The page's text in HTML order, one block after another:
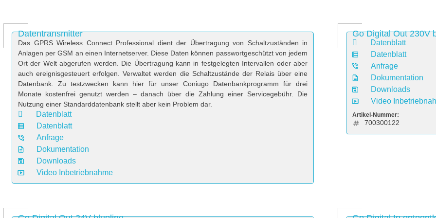
Datentransmitter
Das GPRS Wireless Connect Professional dient der Übertragung von Schaltzuständen in
Anlagen per GSM an einen Internetserver. Diese Daten können passwortgeschützt von jedem
Ort der Welt abgerufen werden. Die Übertragung kann in festgelegten Intervallen oder aber
auch ereignisgesteuert erfolgen. Verwaltet werden die Schaltzustände der Relais über eine
Datenbank. Zu testzwecken kann hier für unser Coniugo Datenbankprogramm für drei
Monate kostenfrei genutzt werden – danach über die Zahlung einer Servicegebühr. Die
Nutzung einer Standarddatenbank stellt aber kein Problem dar.
Datenblatt
Datenblatt
Anfrage
Dokumentation
Downloads
Video Inbetriebnahme
Go Digital Out 230V
Datenblatt
Datenblatt
Anfrage
Dokumentation
Downloads
Video
Artikel-Nummer:
700300122